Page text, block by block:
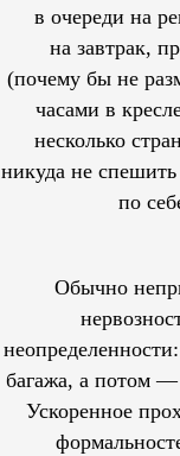
в очереди на
на завтрак,
(почему бы не
часами в
несколько
никуда не
по
Обычно
багажа, а потом —
Ускоренное